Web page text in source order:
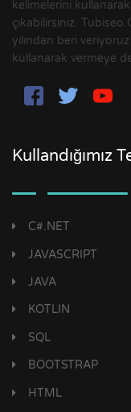
kelimelerini
çıkabilirsiniz.
yılından beri
kullanarak vermeye
Kullandığımız
C#.NET
JAVASCRIPT
JAVA
KOTLIN
SQL
BOOTSTRAP
HTML